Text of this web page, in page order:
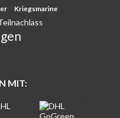
Kriegsmarine
MIT: